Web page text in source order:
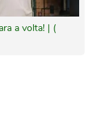
a volta! | (